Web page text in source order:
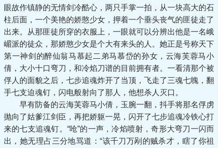
眼故作镇静的无情剑冷酷心，两只手掌一拍，从一块高大的石
柱后面，一个美艳的娇憨少女，押着一个垂头丧气的匪徒走了
出来。从那匪徒所穿的衣服上，一眼就可以分辨出他是一名峨
嵋派的徒众，那娇憨少女是个大有来头的人。她正是号称天下
第一神剑的醉仙翁马慕起二弟马慕岱的孙女，云海芙蓉马小
倩，大小十口弯刀，和冷焰刀谱的目前拥有者。一看清那个被
俘人的面貌之后，七步追魂炸开了当顶，飞走了三魂七魄，翻
手七支迫魂钉，闪电般射向了那人，他想杀人灭口。
早有防备的云海芙蓉马小倩，玉腕一翻，抖手将那名俘虏
抛向了姑爹江剑臣，再把娇躯一晃，闪开了七步追魂冷铁心打
来的七支追魂钉。“呛”的一声，冷焰喷射，奇形大弯刀一闪而
出，她无理占三分地骂道：“该千刀万剐的贼杀才，瞎了你祖